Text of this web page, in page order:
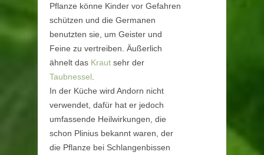
Pflanze könne Kinder vor Gefahren
schützen und die Germanen
benutzten sie, um Geister und
Feine zu vertreiben. Äußerlich
ähnelt das Kraut sehr der
Taubnessel
In der Küche wird Andorn nicht
verwendet, dafür hat er jedoch
umfassende Heilwirkungen, die
schon Plinius bekannt waren, der
die Pflanze bei Schlangenbissen